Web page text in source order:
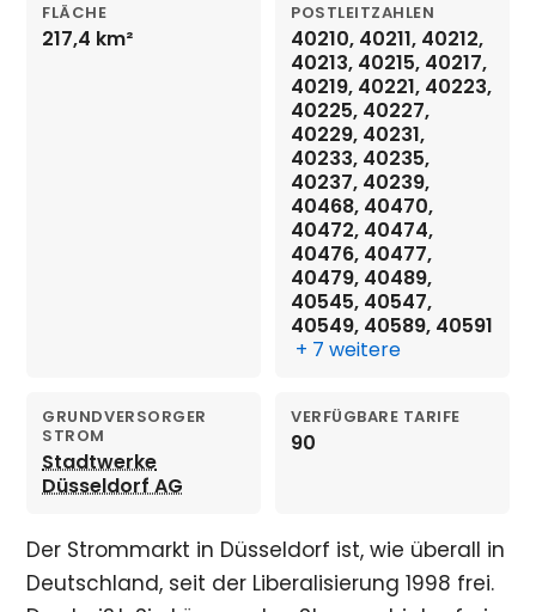
FLÄCHE
217,4 km²
POSTLEITZAHLEN
40210, 40211, 40212,
40213, 40215, 40217,
40219, 40221, 40223,
40225, 40227,
40229, 40231,
40233, 40235,
40237, 40239,
40468, 40470,
40472, 40474,
40476, 40477,
40479, 40489,
40545, 40547,
40549, 40589, 40591
+ 7 weitere
GRUNDVERSORGER
STROM
Stadtwerke
Düsseldorf AG
VERFÜGBARE TARIFE
90
Der Strommarkt in Düsseldorf ist, wie überall in
Deutschland, seit der Liberalisierung 1998 frei.